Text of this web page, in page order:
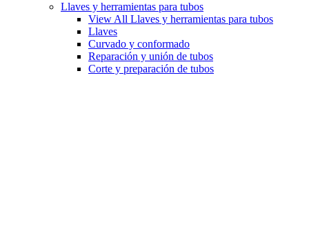
Llaves y herramientas para tubos
View All Llaves y herramientas para tubos
Llaves
Curvado y conformado
Reparación y unión de tubos
Corte y preparación de tubos